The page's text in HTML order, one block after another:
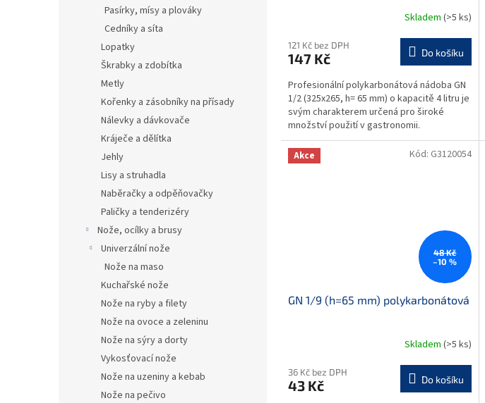
Pasírky, mísy a plováky
Cedníky a síta
Lopatky
Škrabky a zdobítka
Metly
Kořenky a zásobníky na přísady
Nálevky a dávkovače
Kráječe a dělítka
Jehly
Lisy a struhadla
Naběračky a odpěňovačky
Paličky a tenderizéry
Nože, ocílky a brusy
Univerzální nože
Nože na maso
Kuchařské nože
Nože na ryby a filety
Nože na ovoce a zeleninu
Nože na sýry a dorty
Vykosťovací nože
Nože na uzeniny a kebab
Nože na pečivo
Skladem (>5 ks)
121 Kč bez DPH
147 Kč Do košíku
Profesionální polykarbonátová nádoba GN
1/2 (325x265, h= 65 mm) o kapacitě 4 litru je
svým charakterem určená pro široké
množství použití v gastronomii.
Gastronádoba je...
Akce
48 Kč
–10 %
GN 1/9 (h=65 mm) polykarbonátová
Skladem (>5 ks)
36 Kč bez DPH
43 Kč Do košíku
Kód: G3120054